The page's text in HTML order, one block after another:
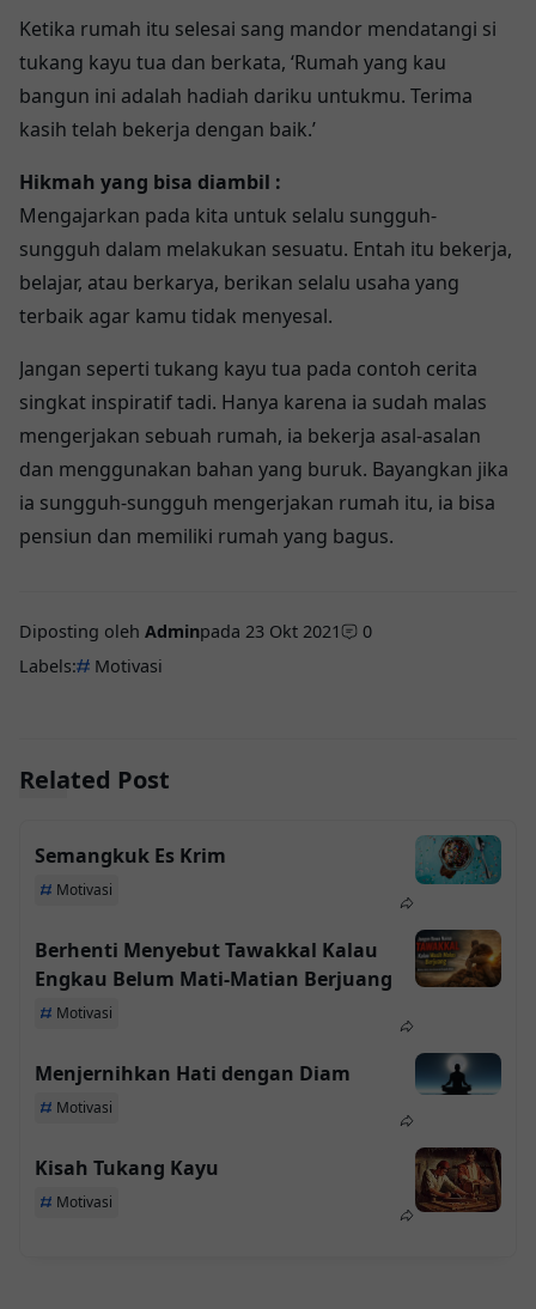
Ketika rumah itu selesai sang mandor mendatangi si
tukang kayu tua dan berkata, ‘Rumah yang kau
bangun ini adalah hadiah dariku untukmu. Terima
kasih telah bekerja dengan baik.’
Hikmah yang bisa diambil :
Mengajarkan pada kita untuk selalu sungguh-
sungguh dalam melakukan sesuatu. Entah itu bekerja,
belajar, atau berkarya, berikan selalu usaha yang
terbaik agar kamu tidak menyesal.
Jangan seperti tukang kayu tua pada contoh cerita
singkat inspiratif tadi. Hanya karena ia sudah malas
mengerjakan sebuah rumah, ia bekerja asal-asalan
dan menggunakan bahan yang buruk. Bayangkan jika
ia sungguh-sungguh mengerjakan rumah itu, ia bisa
pensiun dan memiliki rumah yang bagus.
Diposting oleh Adminpada 23 Okt 2021
0
Labels:
Motivasi
Related Post
Semangkuk Es Krim
Motivasi
Berhenti Menyebut Tawakkal Kalau
Engkau Belum Mati-Matian Berjuang
Motivasi
Menjernihkan Hati dengan Diam
Motivasi
Kisah Tukang Kayu
Motivasi